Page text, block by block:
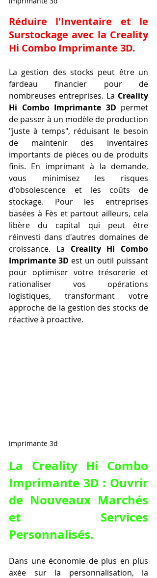
Réduire l'Inventaire et le
Surstockage avec la Creality
Hi Combo Imprimante 3D.
La gestion des stocks peut être un
fardeau financier pour de
nombreuses entreprises. La Creality
Hi Combo Imprimante 3D permet
de passer à un modèle de production
"juste à temps", réduisant le besoin
de maintenir des inventaires
importants de pièces ou de produits
finis. En imprimant à la demande,
vous minimisez les risques
d'obsolescence et les coûts de
stockage. Pour les entreprises
basées à Fès et partout ailleurs, cela
libère du capital qui peut être
réinvesti dans d'autres domaines de
croissance. La Creality Hi Combo
Imprimante 3D est un outil puissant
pour optimiser votre trésorerie et
rationaliser vos opérations
logistiques, transformant votre
approche de la gestion des stocks de
réactive à proactive.
imprimante 3d
La Creality Hi Combo
Imprimante 3D : Ouvrir
de Nouveaux Marchés
et Services
Personnalisés.
Dans une économie de plus en plus